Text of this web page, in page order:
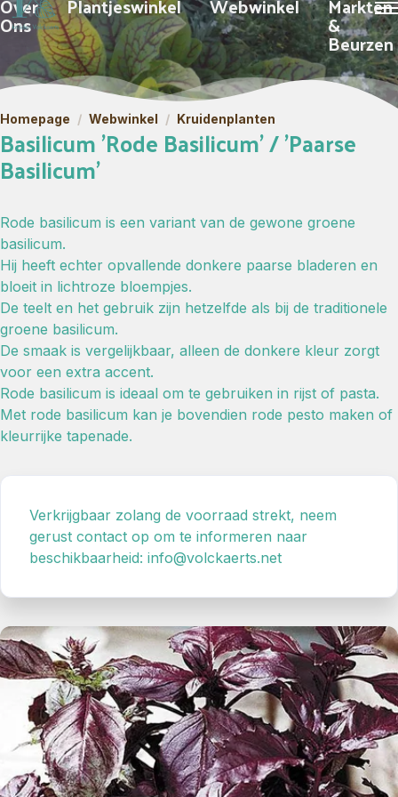
Ons &
Beurzen
Homepage / Webwinkel / Kruidenplanten
Basilicum 'Rode Basilicum' / 'Paarse
Basilicum'
Rode basilicum is een variant van de gewone groene
basilicum.
Hij heeft echter opvallende donkere paarse bladeren en
bloeit in lichtroze bloempjes.
De teelt en het gebruik zijn hetzelfde als bij de traditionele
groene basilicum.
De smaak is vergelijkbaar, alleen de donkere kleur zorgt
voor een extra accent.
Rode basilicum is ideaal om te gebruiken in rijst of pasta.
Met rode basilicum kan je bovendien rode pesto maken of
kleurrijke tapenade.
Verkrijgbaar zolang de voorraad strekt, neem
gerust contact op om te informeren naar
beschikbaarheid: info@volckaerts.net